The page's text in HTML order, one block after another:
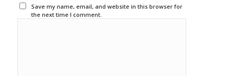
Save my name, email, and website in this browser for
the next time I comment.